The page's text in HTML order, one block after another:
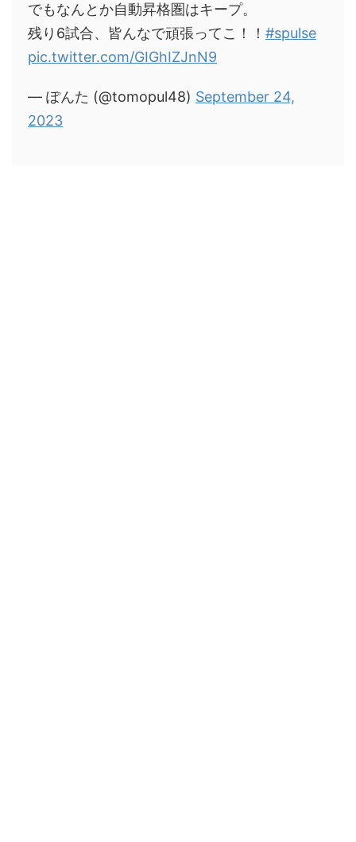
でもなんとか自動昇格圏はキープ。
残り6試合、皆んなで頑張ってこ！！ #spulse
pic.twitter.com/GIGhIZJnN9
— ぽんた (@tomopul48) September 24,
2023